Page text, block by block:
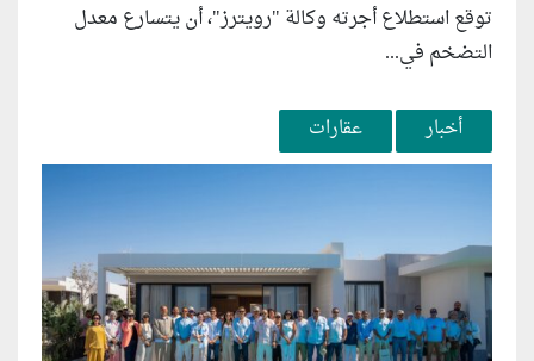
توقع استطلاع أجرته وكالة "رويترز"، أن يتسارع ‌معدل
التضخم في...
أخبار عقارات